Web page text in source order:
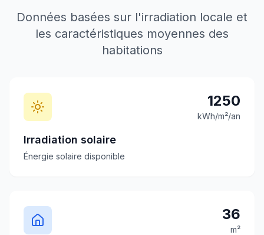
Données basées sur l'irradiation locale et
les caractéristiques moyennes des
habitations
1250
kWh/m²/an
Irradiation solaire
Énergie solaire disponible
36
m²